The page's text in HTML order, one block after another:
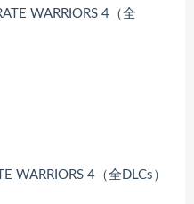
WARRIORS 4（全DLCs）